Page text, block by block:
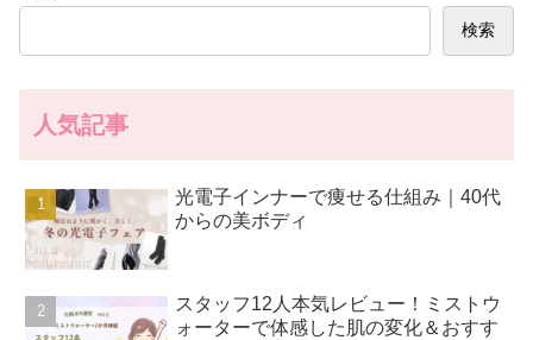
検索
人気記事
光電子インナーで痩せる仕組み｜40代
からの美ボディ
スタッフ12人本気レビュー！ミストウ
ォーターで体感した肌の変化＆おすす